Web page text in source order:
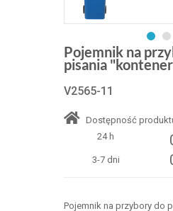
Pojemnik na
pisania
V2565-11
Dostępność
24 h
3-7 dni
Pojemnik na przybory do